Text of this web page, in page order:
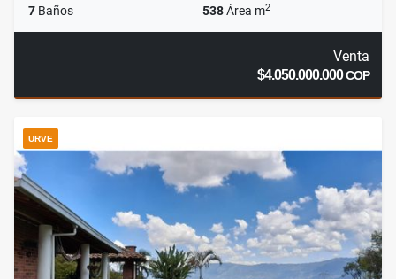
7 Baños 538Área m2
Venta
$4.050.000.000COP
URVE